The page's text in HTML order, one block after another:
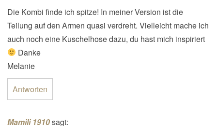
Die Kombi finde ich spitze! In meiner Version ist die
Teilung auf den Armen quasi verdreht. Vielleicht mache ich
auch noch eine Kuschelhose dazu, du hast mich inspiriert
Danke
Melanie
Antworten
Mamili 1910sagt: